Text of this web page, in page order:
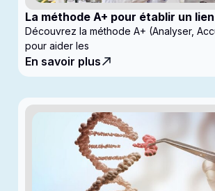
La méthode A+ pour établir un
enfants en clinique
Découvrez la méthode A+ (Analyser,
pour aider les
En savoir plus